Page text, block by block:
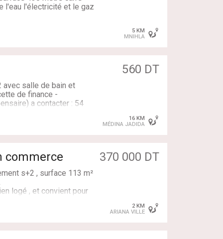
à disposition
( légèrement
agent immobilier sur
l'eau l'électricité et le gaz
5 KM
MNIHLA
560 DT
avec salle de bain et
de finance -
a contacter : 54
16 KM
MÉDINA JADIDA
commerce 370 000 DT
s+2 , surface 113 m²
logé , et convient pour
erriadh ennasr,
2 KM
ARIANA VILLE